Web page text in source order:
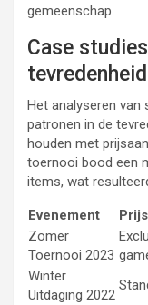
gemeenschap.
Case
Het analyseren van
patronen in de
houden met
toernooi bood een
items, wat
Evenement
Zomer
Toernooi 2023
Winter
Uitdaging 2022